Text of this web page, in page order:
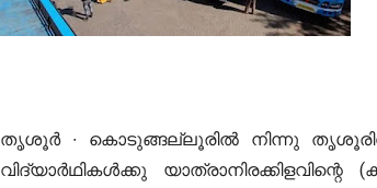
തൃശൂർ ∙ കൊടുങ്ങല്ലൂരിൽ നിന്നു
വിദ്യാർഥികൾക്കു